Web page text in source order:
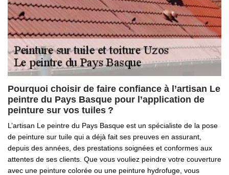
Pourquoi choisir de faire confiance à l’artisan Le
peintre du Pays Basque pour l’application de
peinture sur vos tuiles ?
L’artisan Le peintre du Pays Basque est un spécialiste de la pose
de peinture sur tuile qui a déjà fait ses preuves en assurant,
depuis des années, des prestations soignées et conformes aux
attentes de ses clients. Que vous vouliez peindre votre couverture
avec une peinture colorée ou une peinture hydrofuge, vous